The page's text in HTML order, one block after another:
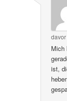
davor
Mich
ist,